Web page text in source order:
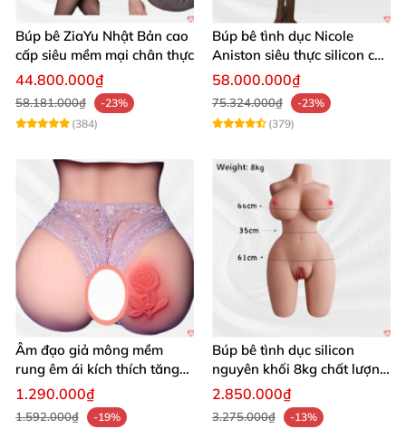
Búp bê ZiaYu Nhật Bản cao
cấp siêu mềm mại chân thực
44.800.000₫
58.181.000₫
-23%
(384)
Búp bê tình dục Nicole
Aniston siêu thực silicon cao
cấp giá tốt
58.000.000₫
75.324.000₫
-23%
(379)
Âm đạo giả mông mềm
rung êm ái kích thích tăng
khoái cảm
1.290.000₫
1.592.000₫
-19%
Búp bê tình dục silicon
nguyên khối 8kg chất lượng
cao hấp dẫn
2.850.000₫
3.275.000₫
-13%